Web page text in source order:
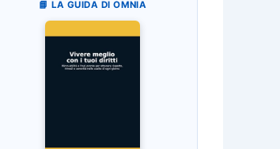
📘 LA GUIDA DI OMNIA